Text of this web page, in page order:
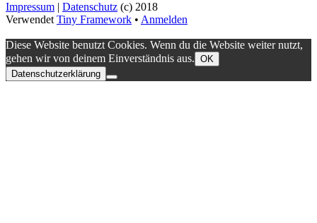
Impressum | Datenschutz (c) 2018
Verwendet Tiny Framework • Anmelden
Diese Website benutzt Cookies. Wenn du die Website weiter nutzt,
gehen wir von deinem Einverständnis aus. OK
Datenschutzerklärung